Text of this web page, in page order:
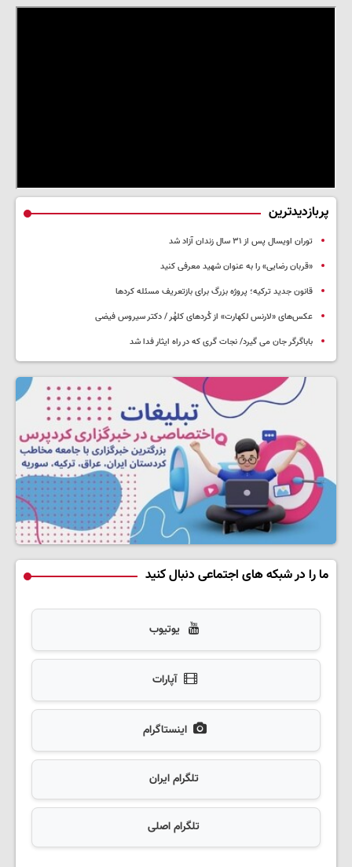
پربازدیدترین
توران اویسال پس از ۳۱ سال زندان آزاد شد
«قربان رضایی» را به عنوان شهید معرفی کنید
قانون جدید ترکیه؛ پروژه بزرگ‌ برای بازتعریف مسئله کردها
عکس‌های «لارنس لکهارت» از کُردهای کلهُر / دکتر سیروس فیضی
باباگرگر جان می گیرد/ نجات گری که در راه ایثار فدا شد
ما را در شبکه های اجتماعی دنبال کنید
یوتیوب
آپارات
اینستاگرام
تلگرام ایران
تلگرام اصلی